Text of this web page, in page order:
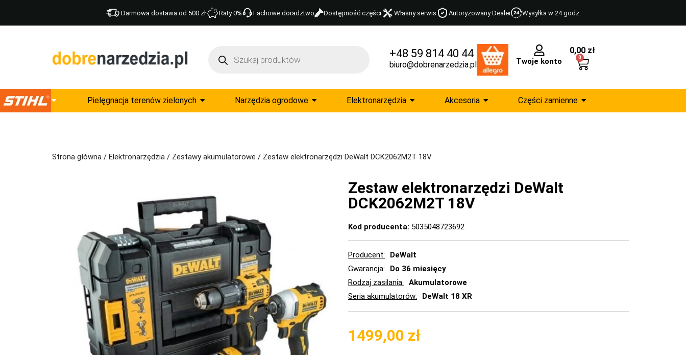
Darmowa dostawa od 500 zł Raty 0% Fachowe doradztwo Dostępność części Własny serwis Autoryzowany Dealer Wysyłka w 24 godz.
+48 59 814 40 44
biuro@dobrenarzedzia.pl Twoje konto
0,00 zł
0
Pielęgnacja terenów zielonych Narzędzia ogrodowe Elektronarzędzia Akcesoria Części zamienne
Strona główna / Elektronarzędzia / Zestawy akumulatorowe / Zestaw elektronarzędzi DeWalt DCK2062M2T 18V
Zestaw elektronarzędzi DeWalt
DCK2062M2T 18V
Kod producenta: 5035048723692
Producent
DeWalt
Gwarancja
Do 36 miesięcy
Rodzaj zasilania
Akumulatorowe
Seria akumulatorów
DeWalt 18 XR
1499,00 zł